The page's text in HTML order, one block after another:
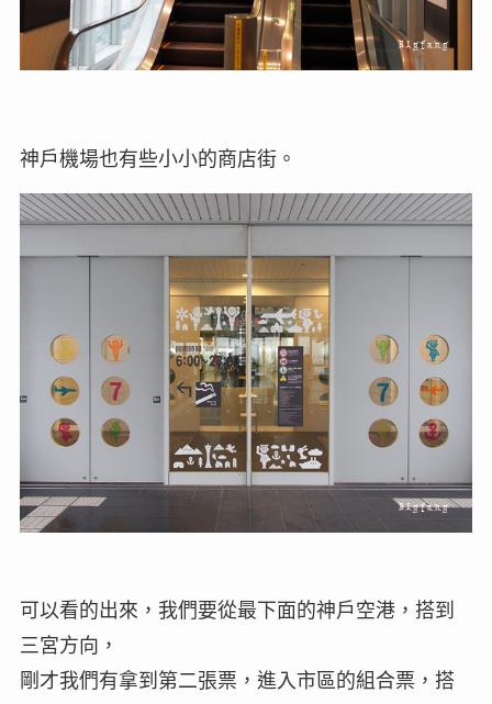
神戶機場也有些小小的商店街。
可以看的出來，我們要從最下面的神戶空港，搭到
三宮方向，
剛才我們有拿到第二張票，進入市區的組合票，搭